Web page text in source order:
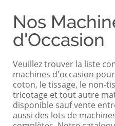
Nos
d'Occasion
Veuillez trouver la liste
machines d'occasion
coton, le tissage, le non-
tricotage et tout autre
disponible sauf vente
aussi des lots de